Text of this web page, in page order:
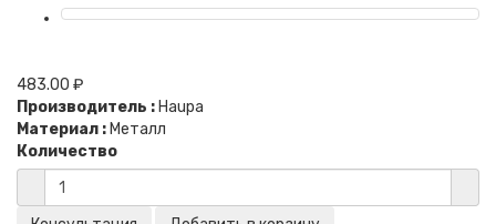
483.00 ₽
Производитель : Haupa
Материал : Металл
Количество